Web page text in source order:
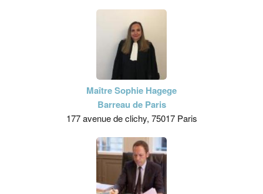
Maître Sophie Hagege
Barreau de Paris
177 avenue de clichy, 75017 Paris